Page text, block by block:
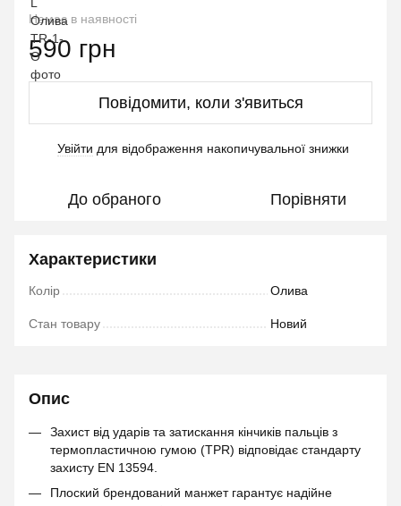
Немає в наявності
590 грн
Повідомити, коли з'явиться
Увійти для відображення накопичувальної знижки
До обраного Порівняти
Характеристики
Колір Олива
Стан товару Новий
Опис
Захист від ударів та затискання кінчиків пальців з
термопластичною гумою (TPR) відповідає стандарту
захисту EN 13594.
Плоский брендований манжет гарантує надійне